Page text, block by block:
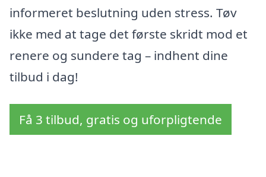
informeret beslutning uden stress. Tøv
ikke med at tage det første skridt mod et
renere og sundere tag – indhent dine
tilbud i dag!
Få 3 tilbud, gratis og uforpligtende